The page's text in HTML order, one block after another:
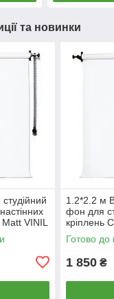
та новинки
VINIL
1.2*2.2 м
фон для
кріплень
BD-PRO
Готово до
1 850 ₴